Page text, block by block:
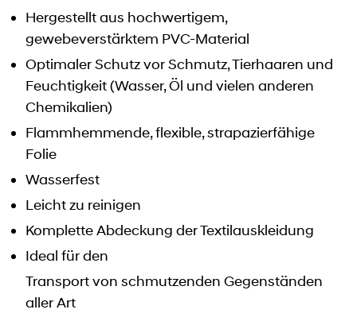
Hergestellt aus hochwertigem,
gewebeverstärktem PVC-Material
Optimaler Schutz vor Schmutz, Tierhaaren und
Feuchtigkeit (Wasser, Öl und vielen anderen
Chemikalien)
Flammhemmende, flexible, strapazierfähige
Folie
Wasserfest
Leicht zu reinigen
Komplette Abdeckung der Textilauskleidung
Ideal für den
Transport von schmutzenden Gegenständen
aller Art